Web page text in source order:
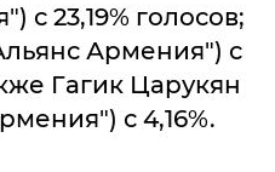
с 23,19% голосов;
Армения") с
Гагик Царукян
с 4,16%.